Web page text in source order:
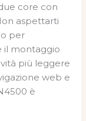
core con
aspettarti
per
il montaggio
più leggere
web e
è